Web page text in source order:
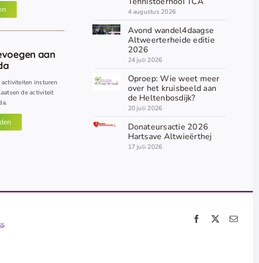
aan
insturen
de activiteit
4 augustus 2026
Avond wandel4daagse
Altweerterheide editie
2026
24 juli 2026
Oproep: Wie weet meer
over het kruisbeeld aan
de Heltenbosdijk?
20 juli 2026
Donateursactie 2026
Hartsave Altwieërthej
17 juli 2026
.